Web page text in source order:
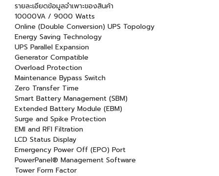
รายละเอียดข้อมูลจำเพาะของสินค้า
10000VA / 9000 Watts
Online (Double Conversion) UPS Topology
Energy Saving Technology
UPS Parallel Expansion
Generator Compatible
Overload Protection
Maintenance Bypass Switch
Zero Transfer Time
Smart Battery Management (SBM)
Extended Battery Module (EBM)
Surge and Spike Protection
EMI and RFI Filtration
LCD Status Display
Emergency Power Off (EPO) Port
PowerPanel® Management Software
Tower Form Factor